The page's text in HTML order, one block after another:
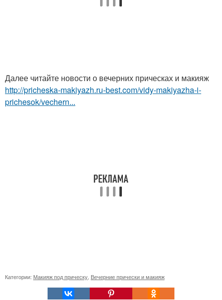
Далее читайте новости о вечерних прическах и макияж
http://pricheska-makiyazh.ru-best.com/vidy-makiyazha-i-
prichesok/vechern...
Категории: Макияж под прическу Вечерние прически и макияж